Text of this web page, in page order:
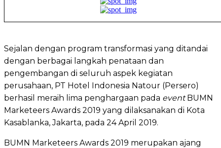
Sejalan dengan program transformasi yang ditandai
dengan berbagai langkah penataan dan
pengembangan di seluruh aspek kegiatan
perusahaan, PT Hotel Indonesia Natour (Persero)
berhasil meraih lima penghargaan pada eventBUMN
Marketeers Awards 2019 yang dilaksanakan di Kota
Kasablanka, Jakarta, pada 24 April 2019.
BUMN Marketeers Awards 2019 merupakan ajang